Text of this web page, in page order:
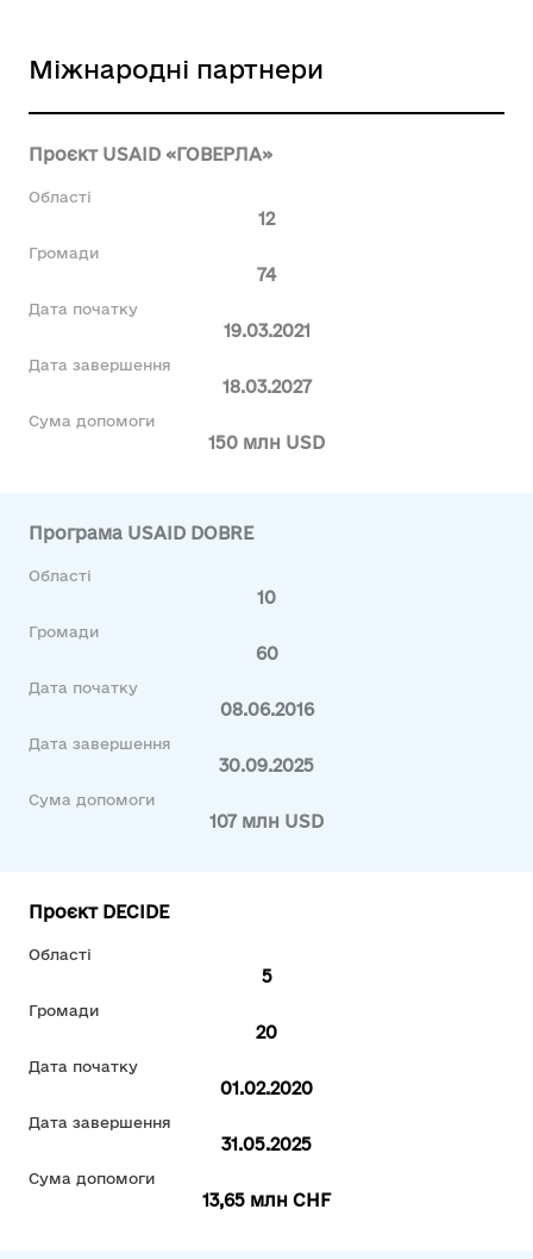
Міжнародні партнери
Проєкт USAID «ГОВЕРЛА»
Області
12
Громади
74
Дата початку
19.03.2021
Дата завершення
18.03.2027
Сума допомоги
150 млн USD
Програма USAID DOBRE
Області
10
Громади
60
Дата початку
08.06.2016
Дата завершення
30.09.2025
Сума допомоги
107 млн USD
Проєкт DECIDE
Області
5
Громади
20
Дата початку
01.02.2020
Дата завершення
31.05.2025
Сума допомоги
13,65 млн CHF